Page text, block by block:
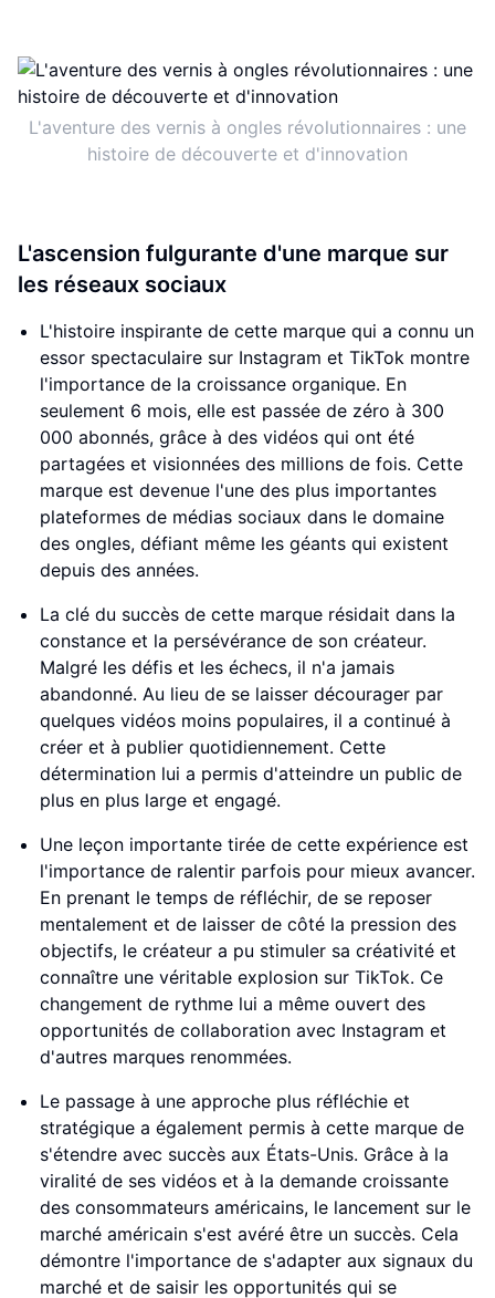
L'aventure des vernis à ongles révolutionnaires : une
histoire de découverte et d'innovation
L'ascension fulgurante d'une marque sur
les réseaux sociaux
L'histoire inspirante de cette marque qui a connu un
essor spectaculaire sur Instagram et TikTok montre
l'importance de la croissance organique. En
seulement 6 mois, elle est passée de zéro à 300
000 abonnés, grâce à des vidéos qui ont été
partagées et visionnées des millions de fois. Cette
marque est devenue l'une des plus importantes
plateformes de médias sociaux dans le domaine
des ongles, défiant même les géants qui existent
depuis des années.
La clé du succès de cette marque résidait dans la
constance et la persévérance de son créateur.
Malgré les défis et les échecs, il n'a jamais
abandonné. Au lieu de se laisser décourager par
quelques vidéos moins populaires, il a continué à
créer et à publier quotidiennement. Cette
détermination lui a permis d'atteindre un public de
plus en plus large et engagé.
Une leçon importante tirée de cette expérience est
l'importance de ralentir parfois pour mieux avancer.
En prenant le temps de réfléchir, de se reposer
mentalement et de laisser de côté la pression des
objectifs, le créateur a pu stimuler sa créativité et
connaître une véritable explosion sur TikTok. Ce
changement de rythme lui a même ouvert des
opportunités de collaboration avec Instagram et
d'autres marques renommées.
Le passage à une approche plus réfléchie et
stratégique a également permis à cette marque de
s'étendre avec succès aux États-Unis. Grâce à la
viralité de ses vidéos et à la demande croissante
des consommateurs américains, le lancement sur le
marché américain s'est avéré être un succès. Cela
démontre l'importance de s'adapter aux signaux du
marché et de saisir les opportunités qui se